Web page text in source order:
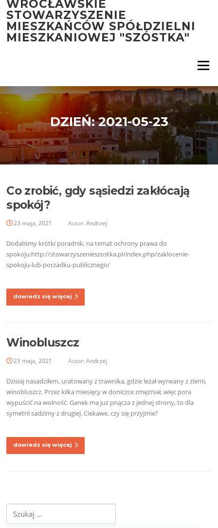
Przejdź
do
treści
WROCŁAWSKIE
STOWARZYSZENIE
MIESZKAŃCÓW SPÓŁDZIELNI
MIESZKANIOWEJ "SZÓSTKA"
Menu
DZIEŃ:2021-05-23
Co zrobić, gdy sąsiedzi zakłócają
spokój?
23 maja, 2021 Autor:Andrzej
Dodaliśmy krótki poradnik, na temat ochrony prawa do
spokoju:http://stowarzyszenieszostka.pl/index.php/zaklocenie-
spokoju-lub-porzadku-publicznego/
dowiedz się więcej
Winobluszcz
23 maja, 2021 Autor:Andrzej
Dzisiaj nasadziłem, uratowany z trawnika, gdzie leżał wyrwany z ziemi,
winobluszcz. Przez kilka miesięcy w doniczce zmężniał, więc pora
wypuścić na wolność. Ganek ma już pnącza z jednej strony, to dla
symetrii sadzimy z drugiej. Ciekawe, czy się przyjmie?
dowiedz się więcej